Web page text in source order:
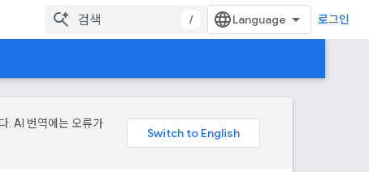
/ 로그인
. AI 번역에는 오류가